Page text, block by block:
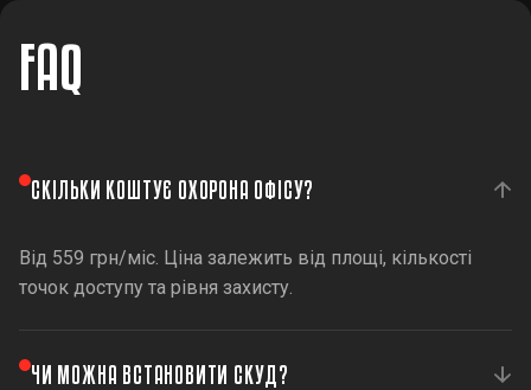
FAQ
СКІЛЬКИ КОШТУЄ ОХОРОНА ОФІСУ?
Від 559 грн/міс. Ціна залежить від площі, кількості
точок доступу та рівня захисту.
ЧИ МОЖНА ВСТАНОВИТИ СКУД?